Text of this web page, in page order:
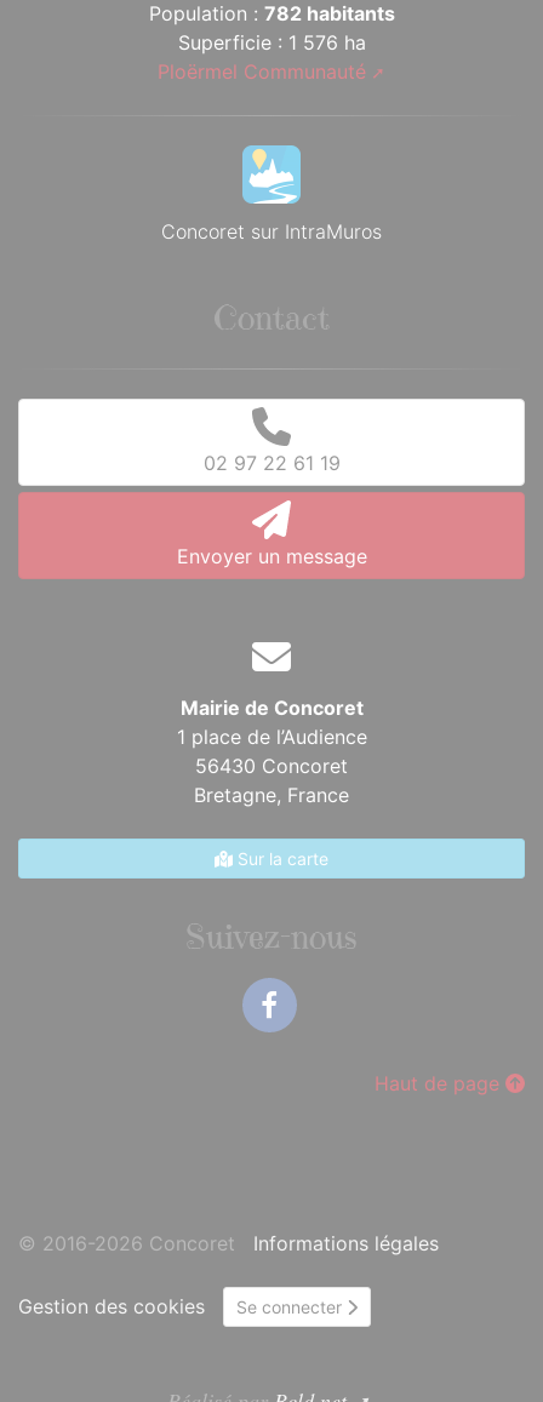
Population : 782 habitants
Superficie : 1 576 ha
Ploërmel Communauté
Concoret sur IntraMuros
Contact
02 97 22 61 19
Envoyer un message
Mairie de Concoret
1 place de l’Audience
56430 Concoret
Bretagne, France
Sur la carte
Suivez-nous
Haut de page
© 2016-2026 Concoret Informations légales
Gestion des cookies Se connecter